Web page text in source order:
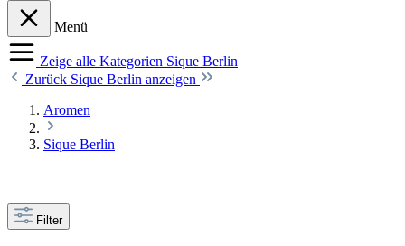
Menü
Zeige alle Kategorien Sique Berlin
Zurück Sique Berlin anzeigen
Aromen
Sique Berlin
Filter